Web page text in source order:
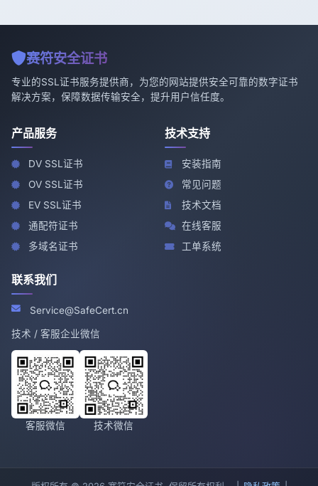
赛符安全证书
专业的SSL证书服务提供商，为您的网站提供安全可靠的数字证书
解决方案，保障数据传输安全，提升用户信任度。
产品服务
DV SSL证书
OV SSL证书
EV SSL证书
通配符证书
多域名证书
技术支持
安装指南
常见问题
技术文档
在线客服
工单系统
联系我们
Service@SafeCert.cn
技术 / 客服企业微信
客服微信 技术微信